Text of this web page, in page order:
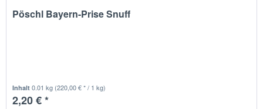
Pöschl Bayern-Prise Snuff
Inhalt0.01 kg (220,00 € * / 1 kg)
2,20 € *